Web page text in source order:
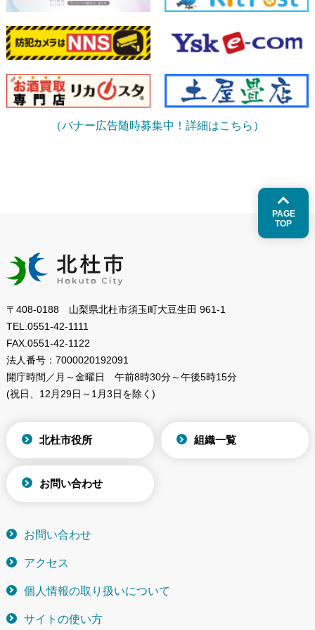
（バナー広告随時募集中！詳細はこちら）
PAGE
TOP
〒408-0188 山梨県北杜市須玉町大豆生田 961-1
TEL. 0551-42-1111
FAX. 0551-42-1122
法人番号： 7000020192091
開庁時間／月～金曜日
午前8時30分～午後5時15分
(祝日、12月29日～1月3日を除く)
北杜市役所 組織一覧
お問い合わせ
お問い合わせ
アクセス
個人情報の取り扱いについて
サイトの使い方